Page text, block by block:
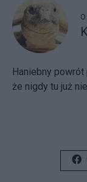
Haniebny
że nigdy tu już